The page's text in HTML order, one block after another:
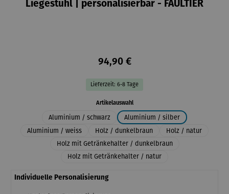
Liegestuhl | personalisierbar - FAULTIER
94,90 €
Lieferzeit: 6-8 Tage
Artikelauswahlauswählen
Aluminium / schwarz
Aluminium / silber
Aluminium / weiss
Holz / dunkelbraun
Holz / natur
Holz mit Getränkehalter / dunkelbraun
Holz mit Getränkehalter / natur
Individuelle Personalisierung